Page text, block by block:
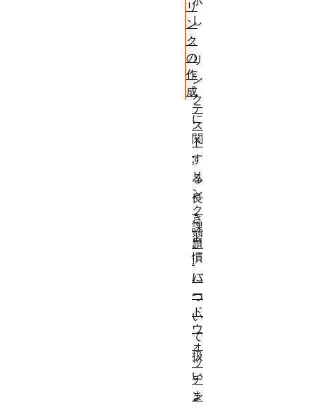
し
、
リ
ン
ク
に
関
す
る
良
き
習
慣
に
つ
い
て
扱
い
ま
リ
ン
ク
の
作
成
テ
ス
ト
:
リ
ン
ク
課
題
:
バ
ー
ド
ウ
ォ
ッ
チ
ン